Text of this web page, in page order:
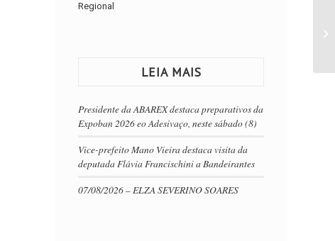
Regional
LEIA MAIS
Presidente da ABAREX destaca preparativos da
Expoban 2026 eo Adesivaço, neste sábado (8)
Vice-prefeito Mano Vieira destaca visita da
deputada Flávia Francischini a Bandeirantes
07/08/2026 – ELZA SEVERINO SOARES